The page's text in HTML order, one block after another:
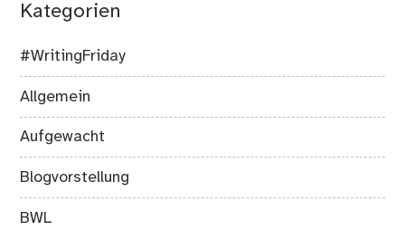
Kategorien
#WritingFriday
Allgemein
Aufgewacht
Blogvorstellung
BWL